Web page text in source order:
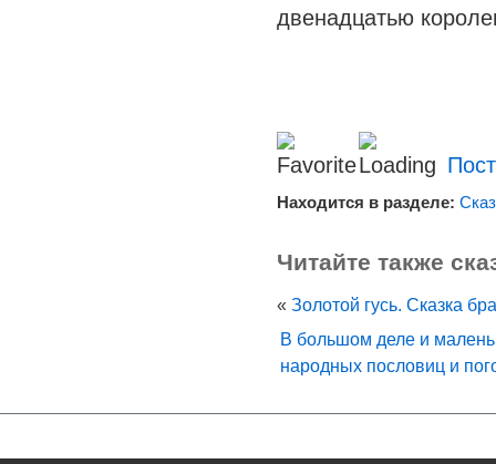
двенадцатью
Находится в разделе:
Читайте также
« Золотой гусь. Сказка
В большом деле и
народных пословиц и